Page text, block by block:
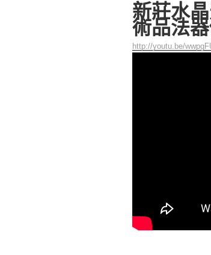
新莊水
術品法
http://youtu.be/